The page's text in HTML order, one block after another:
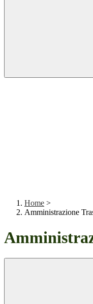
Home >
Amministrazione